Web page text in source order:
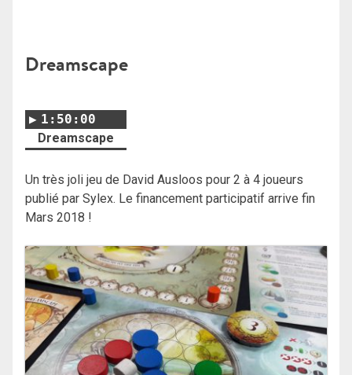
Dreamscape
1:50:00
Dreamscape
Un très joli jeu de David Ausloos pour 2 à 4 joueurs
publié par Sylex. Le financement participatif arrive fin
Mars 2018 !